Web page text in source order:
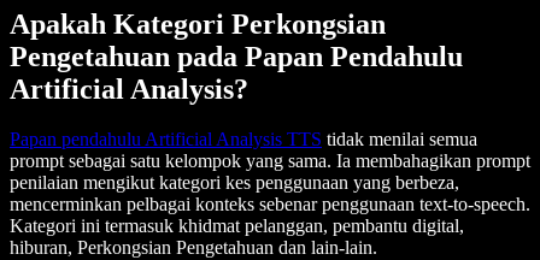
Apakah Kategori Perkongsian
Pengetahuan pada Papan Pendahulu
Artificial Analysis?
Papan pendahulu Artificial Analysis TTS tidak menilai semua
prompt sebagai satu kelompok yang sama. Ia membahagikan prompt
penilaian mengikut kategori kes penggunaan yang berbeza,
mencerminkan pelbagai konteks sebenar penggunaan text-to-speech.
Kategori ini termasuk khidmat pelanggan, pembantu digital,
hiburan, Perkongsian Pengetahuan dan lain-lain.